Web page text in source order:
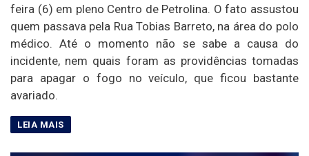
feira (6) em pleno Centro de Petrolina. O fato assustou
quem passava pela Rua Tobias Barreto, na área do polo
médico. Até o momento não se sabe a causa do
incidente, nem quais foram as providências tomadas
para apagar o fogo no veículo, que ficou bastante
avariado.